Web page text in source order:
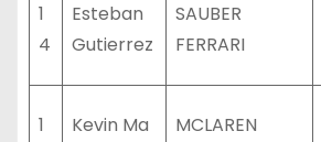
1
4
Esteban
Gutierrez
SAUBER
FERRARI
1
Kevin Ma
MCLAREN